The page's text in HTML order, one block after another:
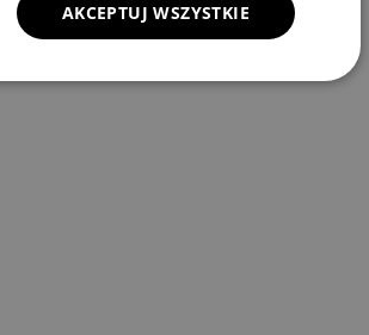
AKCEPTUJ WSZYSTKIE